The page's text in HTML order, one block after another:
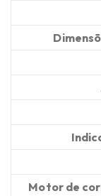
Motor de c